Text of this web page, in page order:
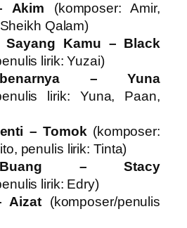
Akim (komposer: Amir,
Qalam)
Sayang Kamu – Black
lirik: Yuzai)
– Yuna
lirik: Yuna, Paan,
– Tomok(komposer:
penulis lirik: Tinta)
– Stacy
lirik: Edry)
Aizat(komposer/penulis